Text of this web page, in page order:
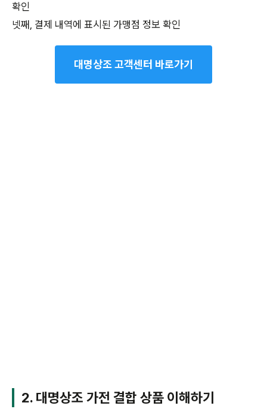
확인
넷째, 결제 내역에 표시된 가맹점 정보 확인
대명상조 고객센터 바로가기
2. 대명상조 가전 결합 상품 이해하기